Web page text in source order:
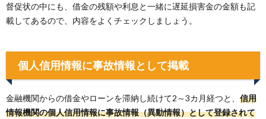
督促状の中にも、借金の残額や利息と一緒に遅延損害金の金額も記
載してあるので、内容をよくチェックしましょう。
個人信用情報に事故情報として掲載
金融機関からの借金やローンを滞納し続けて2～3カ月経つと、 信用
情報機関の個人信用情報に事故情報（異動情報）として登録されて